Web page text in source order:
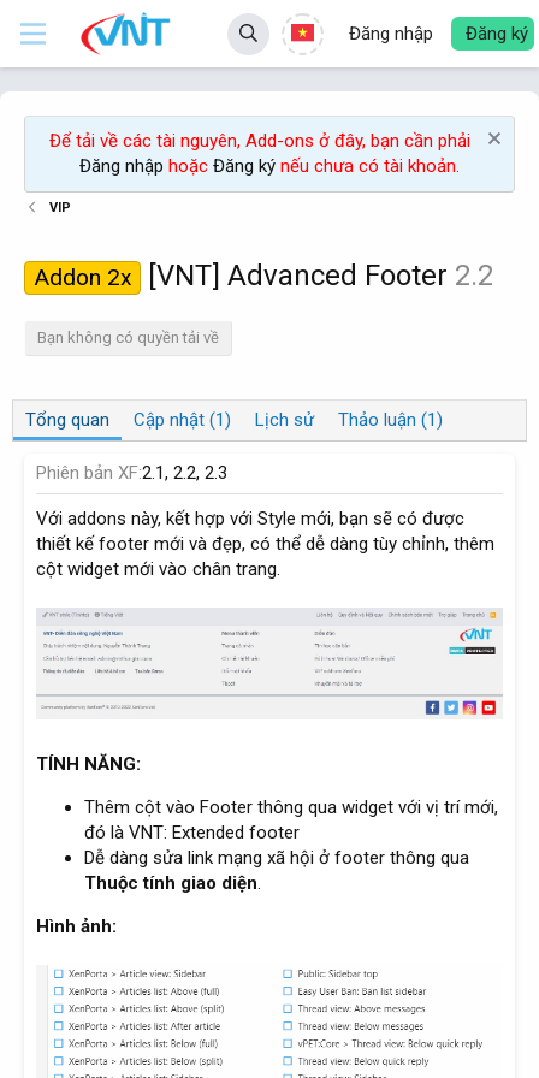
Đăng nhập Đăng ký
Để tải về các tài nguyên, Add-ons ở đây, bạn cần phải
Đăng nhập hoặc Đăng ký nếu chưa có tài khoản.
VIP
Addon 2x [VNT] Advanced Footer 2.2
Bạn không có quyền tải về
Tổng quan Cập nhật (1) Lịch sử Thảo luận (1)
Phiên bản XF2.1 2.2 2.3
Với addons này, kết hợp với Style mới, bạn sẽ có được
thiết kế footer mới và đẹp, có thể dễ dàng tùy chỉnh, thêm
cột widget mới vào chân trang.
TÍNH NĂNG:
Thêm cột vào Footer thông qua widget với vị trí mới,
đó là VNT: Extended footer
Dễ dàng sửa link mạng xã hội ở footer thông qua
Thuộc tính giao diện.
Hình ảnh: